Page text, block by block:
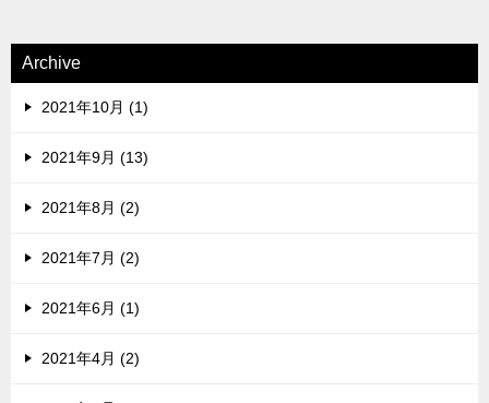
Archive
2021年10月 (1)
2021年9月 (13)
2021年8月 (2)
2021年7月 (2)
2021年6月 (1)
2021年4月 (2)